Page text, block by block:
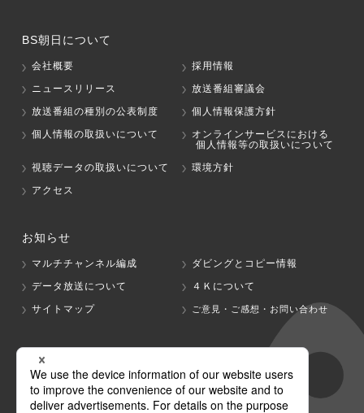
BS朝日について
会社概要
採用情報
ニュースリリース
放送番組審議会
放送番組の種別の公表制度
個人情報保護方針
個人情報の取扱いについて
オンラインサービスにおける
個人情報等の取扱いについて
視聴データの取扱いについて
環境方針
アクセス
お知らせ
マルチチャンネル編成
ダビングとコピー情報
データ放送について
４Ｋについて
サイトマップ
ご意見・ご感想・お問い合わせ
グループ会社
テレビ朝日 テレ朝チャンネル